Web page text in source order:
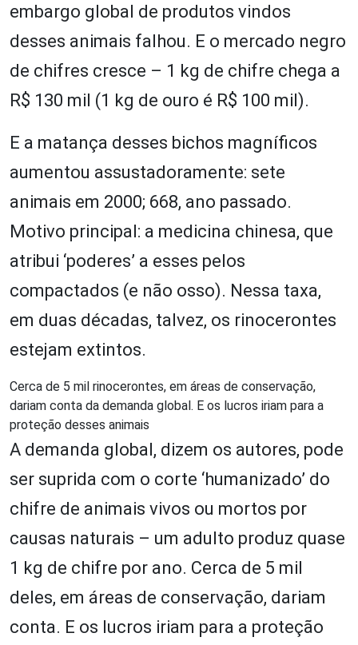
embargo global de produtos vindos
desses animais falhou. E o mercado negro
de chifres cresce – 1 kg de chifre chega a
R$ 130 mil (1 kg de ouro é R$ 100 mil).
E a matança desses bichos magníficos
aumentou assustadoramente: sete
animais em 2000; 668, ano passado.
Motivo principal: a medicina chinesa, que
atribui ‘poderes’ a esses pelos
compactados (e não osso). Nessa taxa,
em duas décadas, talvez, os rinocerontes
estejam extintos.
Cerca de 5 mil rinocerontes, em áreas de conservação,
dariam conta da demanda global. E os lucros iriam para a
proteção desses animais
A demanda global, dizem os autores, pode
ser suprida com o corte ‘humanizado’ do
chifre de animais vivos ou mortos por
causas naturais – um adulto produz quase
1 kg de chifre por ano. Cerca de 5 mil
deles, em áreas de conservação, dariam
conta. E os lucros iriam para a proteção